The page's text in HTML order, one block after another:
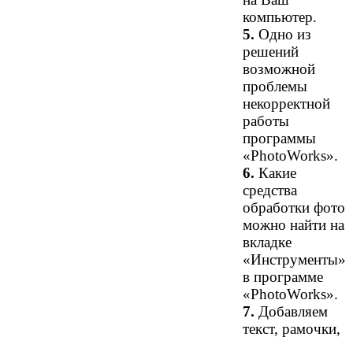
компьютер.
5. Одно из
решений
возможной
проблемы
некорректной
работы
программы
«PhotoWorks».
6. Какие
средства
обработки фото
можно найти на
вкладке
«Инструменты»
в программе
«PhotoWorks».
7. Добавляем
текст, рамочки,